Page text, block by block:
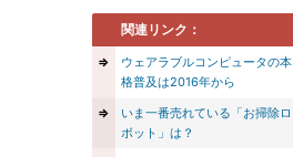
関連リンク：
⇒
ウェアラブルコンピュータの本
格普及は2016年から
⇒
いま一番売れている「お掃除ロ
ボット」は？